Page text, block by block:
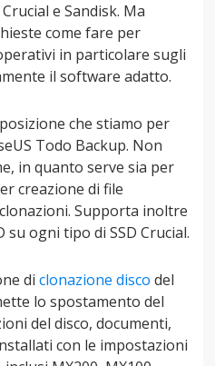
e Sandisk. Ma
come fare per
in particolare sugli
il software adatto.
che stiamo per
Todo Backup. Non
in quanto serve sia per
creazione di file
Supporta inoltre
su ogni tipo di SSD Crucial.
diclonazione disco del
lo spostamento del
del disco, documenti,
con le impostazioni